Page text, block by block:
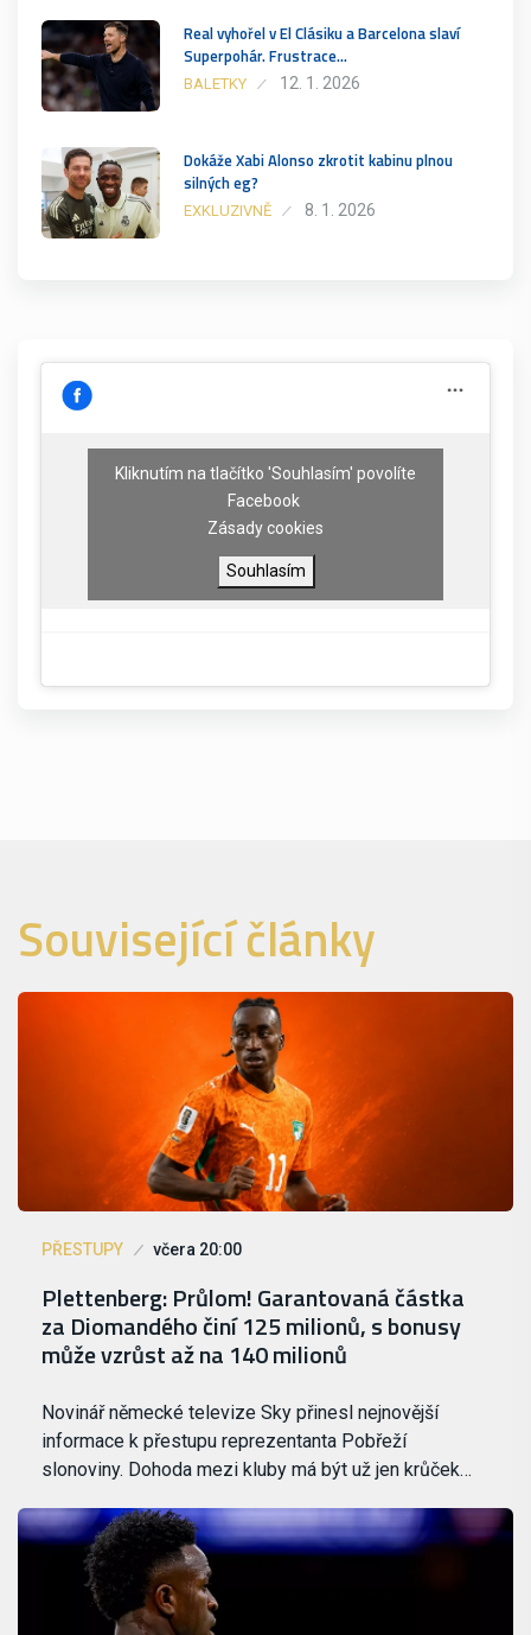
Real vyhořel v El Clásiku a Barcelona slaví
Superpohár. Frustrace…
BALETKY 12. 1. 2026
Dokáže Xabi Alonso zkrotit kabinu plnou
silných eg?
EXKLUZIVNĚ 8. 1. 2026
Kliknutím na tlačítko 'Souhlasím' povolíte
Facebook
Zásady cookies
Souhlasím
Související články
PŘESTUPY včera 20:00
Plettenberg: Průlom! Garantovaná částka
za Diomandého činí 125 milionů, s bonusy
může vzrůst až na 140 milionů
Novinář německé televize Sky přinesl nejnovější
informace k přestupu reprezentanta Pobřeží
slonoviny. Dohoda mezi kluby má být už jen krůček…